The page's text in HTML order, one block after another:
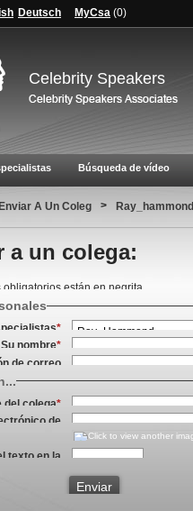
Deutsch MyCsa (0)
Celebrity Speakers
Búsqueda de vídeo
Enviar A Un Coleg > Ray_hammond
a un colega:
obligatorios están en negrita.
*
Su nombre*
de correo
electrónico
del colega*
de
texto en la
Enviar